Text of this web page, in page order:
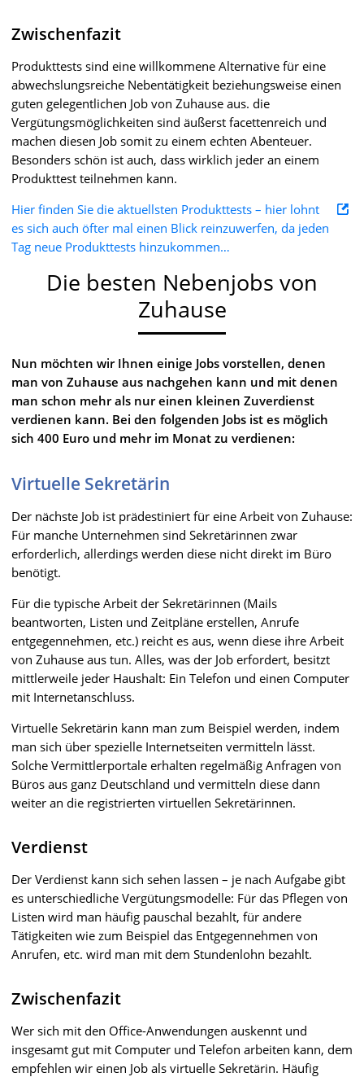
Zwischenfazit
Produkttests sind eine willkommene Alternative für eine
abwechslungsreiche Nebentätigkeit beziehungsweise einen
guten gelegentlichen Job von Zuhause aus. die
Vergütungsmöglichkeiten sind äußerst facettenreich und
machen diesen Job somit zu einem echten Abenteuer.
Besonders schön ist auch, dass wirklich jeder an einem
Produkttest teilnehmen kann.
Hier finden Sie die aktuellsten Produkttests – hier lohnt
es sich auch öfter mal einen Blick reinzuwerfen, da jeden
Tag neue Produkttests hinzukommen…
Die besten Nebenjobs von
Zuhause
Nun möchten wir Ihnen einige Jobs vorstellen, denen
man von Zuhause aus nachgehen kann und mit denen
man schon mehr als nur einen kleinen Zuverdienst
verdienen kann. Bei den folgenden Jobs ist es möglich
sich 400 Euro und mehr im Monat zu verdienen:
Virtuelle Sekretärin
Der nächste Job ist prädestiniert für eine Arbeit von Zuhause:
Für manche Unternehmen sind Sekretärinnen zwar
erforderlich, allerdings werden diese nicht direkt im Büro
benötigt.
Für die typische Arbeit der Sekretärinnen (Mails
beantworten, Listen und Zeitpläne erstellen, Anrufe
entgegennehmen, etc.) reicht es aus, wenn diese ihre Arbeit
von Zuhause aus tun. Alles, was der Job erfordert, besitzt
mittlerweile jeder Haushalt: Ein Telefon und einen Computer
mit Internetanschluss.
Virtuelle Sekretärin kann man zum Beispiel werden, indem
man sich über spezielle Internetseiten vermitteln lässt.
Solche Vermittlerportale erhalten regelmäßig Anfragen von
Büros aus ganz Deutschland und vermitteln diese dann
weiter an die registrierten virtuellen Sekretärinnen.
Verdienst
Der Verdienst kann sich sehen lassen – je nach Aufgabe gibt
es unterschiedliche Vergütungsmodelle: Für das Pflegen von
Listen wird man häufig pauschal bezahlt, für andere
Tätigkeiten wie zum Beispiel das Entgegennehmen von
Anrufen, etc. wird man mit dem Stundenlohn bezahlt.
Zwischenfazit
Wer sich mit den Office-Anwendungen auskennt und
insgesamt gut mit Computer und Telefon arbeiten kann, dem
empfehlen wir einen Job als virtuelle Sekretärin. Häufig